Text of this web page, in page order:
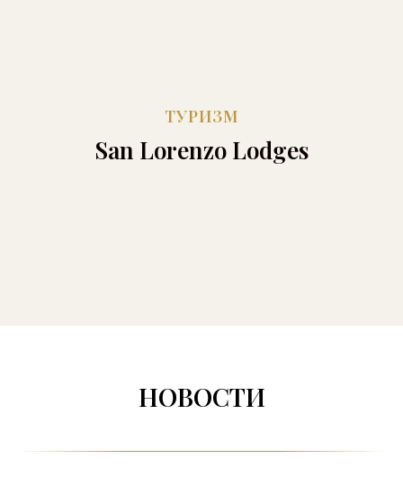
ТУРИЗМ
San Lorenzo Lodges
НОВОСТИ